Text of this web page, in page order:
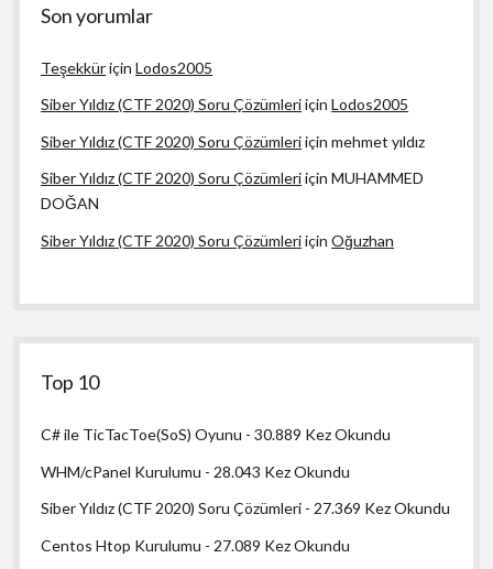
Son yorumlar
TeşekküriçinLodos2005
Siber Yıldız (CTF 2020) Soru ÇözümleriiçinLodos2005
Siber Yıldız (CTF 2020) Soru Çözümleriiçinmehmet yıldız
Siber Yıldız (CTF 2020) Soru ÇözümleriiçinMUHAMMED
DOĞAN
Siber Yıldız (CTF 2020) Soru ÇözümleriiçinOğuzhan
Top 10
C# ile TicTacToe(SoS) Oyunu - 30.889 Kez Okundu
WHM/cPanel Kurulumu - 28.043 Kez Okundu
Siber Yıldız (CTF 2020) Soru Çözümleri - 27.369 Kez Okundu
Centos Htop Kurulumu - 27.089 Kez Okundu